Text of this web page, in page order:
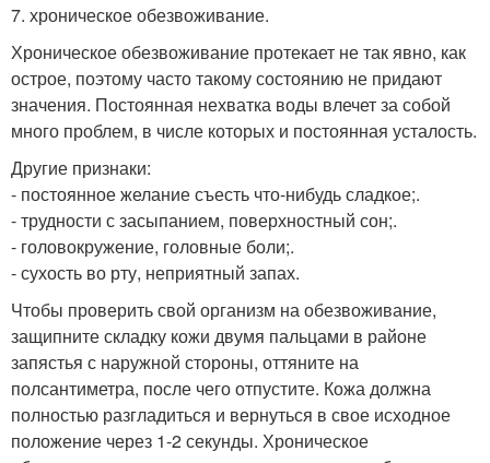
7. хроническое обезвоживание.
Хроническое обезвоживание протекает не так явно, как
острое, поэтому часто такому состоянию не придают
значения. Постоянная нехватка воды влечет за собой
много проблем, в числе которых и постоянная усталость.
Другие признаки:
- постоянное желание съесть что-нибудь сладкое;.
- трудности с засыпанием, поверхностный сон;.
- головокружение, головные боли;.
- сухость во рту, неприятный запах.
Чтобы проверить свой организм на обезвоживание,
защипните складку кожи двумя пальцами в районе
запястья с наружной стороны, оттяните на
полсантиметра, после чего отпустите. Кожа должна
полностью разгладиться и вернуться в свое исходное
положение через 1-2 секунды. Хроническое